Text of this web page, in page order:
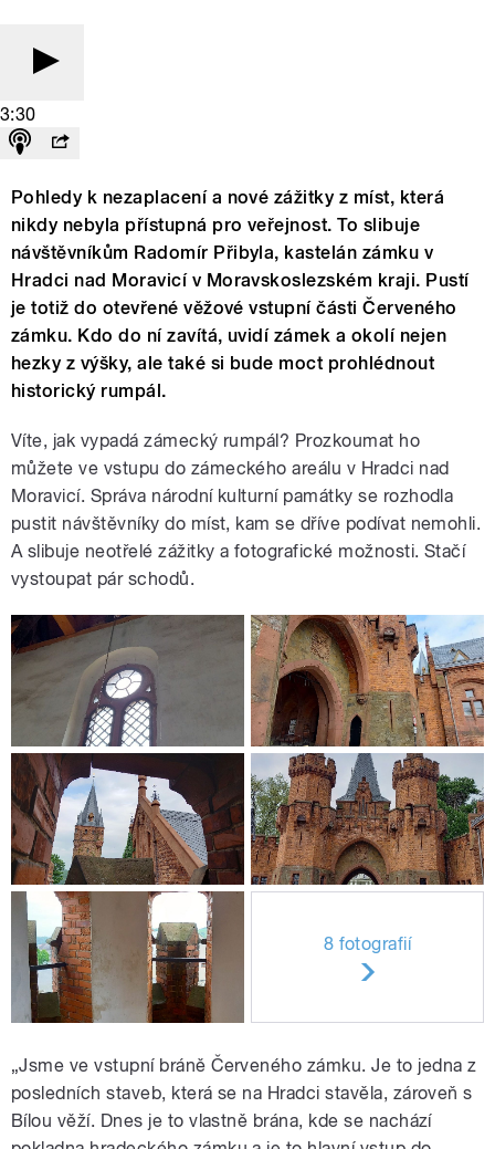
3:30
Pohledy k nezaplacení a nové zážitky z míst, která
nikdy nebyla přístupná pro veřejnost. To slibuje
návštěvníkům Radomír Přibyla, kastelán zámku v
Hradci nad Moravicí v Moravskoslezském kraji. Pustí
je totiž do otevřené věžové vstupní části Červeného
zámku. Kdo do ní zavítá, uvidí zámek a okolí nejen
hezky z výšky, ale také si bude moct prohlédnout
historický rumpál.
Víte, jak vypadá zámecký rumpál? Prozkoumat ho
můžete ve vstupu do zámeckého areálu v Hradci nad
Moravicí. Správa národní kulturní památky se rozhodla
pustit návštěvníky do míst, kam se dříve podívat nemohli.
A slibuje neotřelé zážitky a fotografické možnosti. Stačí
vystoupat pár schodů.
8 fotografií
„Jsme ve vstupní bráně Červeného zámku. Je to jedna z
posledních staveb, která se na Hradci stavěla, zároveň s
Bílou věží. Dnes je to vlastně brána, kde se nachází